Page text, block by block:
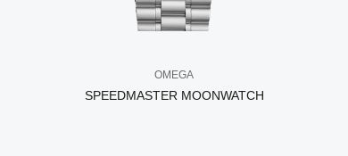
OMEGA
SPEEDMASTER MOONWATCH